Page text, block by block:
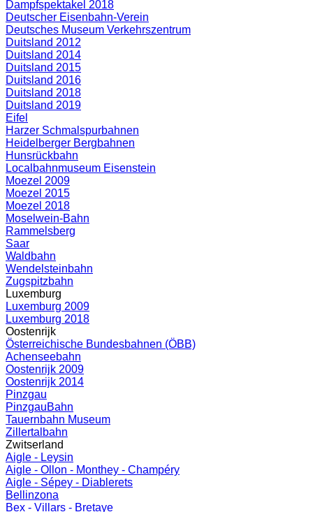
Dampfspektakel 2018
Deutscher Eisenbahn-Verein
Deutsches Museum Verkehrszentrum
Duitsland 2012
Duitsland 2014
Duitsland 2015
Duitsland 2016
Duitsland 2018
Duitsland 2019
Eifel
Harzer Schmalspurbahnen
Heidelberger Bergbahnen
Hunsrückbahn
Localbahnmuseum Eisenstein
Moezel 2009
Moezel 2015
Moezel 2018
Moselwein-Bahn
Rammelsberg
Saar
Waldbahn
Wendelsteinbahn
Zugspitzbahn
Luxemburg
Luxemburg 2009
Luxemburg 2018
Oostenrijk
Österreichische Bundesbahnen (ÖBB)
Achenseebahn
Oostenrijk 2009
Oostenrijk 2014
Pinzgau
PinzgauBahn
Tauernbahn Museum
Zillertalbahn
Zwitserland
Aigle - Leysin
Aigle - Ollon - Monthey - Champéry
Aigle - Sépey - Diablerets
Bellinzona
Bex - Villars - Bretaye